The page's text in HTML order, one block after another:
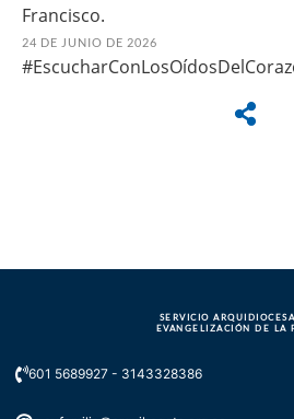
Francisco.
24 DE JUNIO DE 2026
SERVICIO
EVANGELIZACIÓN DE LA
601 5689927 - 3143328386